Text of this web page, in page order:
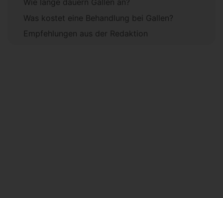
Wie lange dauern Gallen an?
Was kostet eine Behandlung bei Gallen?
Empfehlungen aus der Redaktion